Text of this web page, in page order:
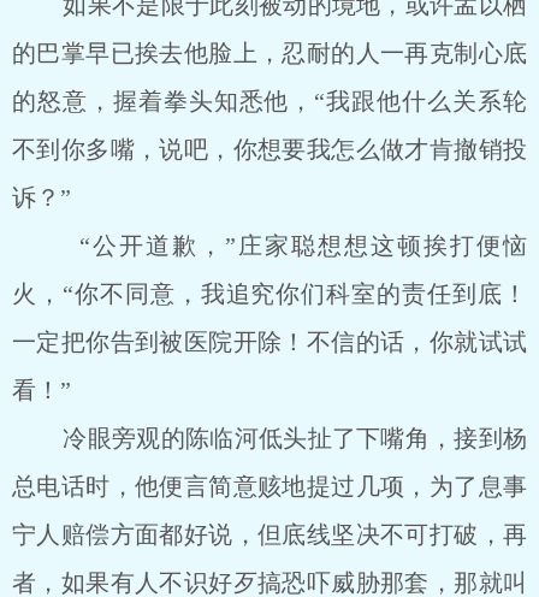
的巴掌早已挨去他脸上，忍耐的人一再克制心底
的怒意，握着拳头知悉他，“我跟他什么关系轮
不到你多嘴，说吧，你想要我怎么做才肯撤销投
诉？”
“公开道歉，”庄家聪想想这顿挨打便恼
火，“你不同意，我追究你们科室的责任到底！
一定把你告到被医院开除！不信的话，你就试试
看！”
冷眼旁观的陈临河低头扯了下嘴角，接到杨
总电话时，他便言简意赅地提过几项，为了息事
宁人赔偿方面都好说，但底线坚决不可打破，再
者，如果有人不识好歹搞恐吓威胁那套，那就叫